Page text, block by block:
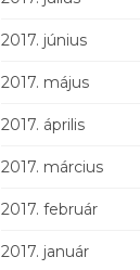
2017. június
2017. május
2017. április
2017. március
2017. február
2017. január